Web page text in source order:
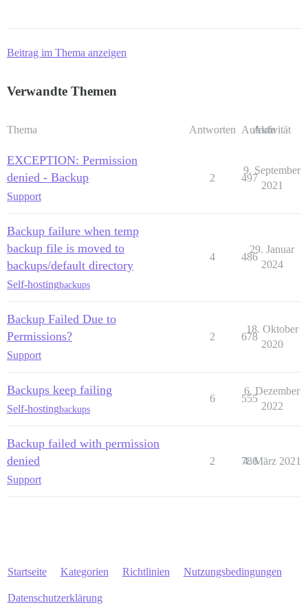
Beitrag im Thema anzeigen
Verwandte Themen
Thema Antworten Aufrufe
Aktivität
EXCEPTION: Permission
denied - Backup
Support
2 497
9. September
2021
Backup failure when temp
backup file is moved to
backups/default directory
Self-hostingbackups
4 486
29. Januar
2024
Backup Failed Due to
Permissions?
Support
2 678
18. Oktober
2020
Backups keep failing
Self-hostingbackups
6 555
6. Dezember
2022
Backup failed with permission
denied
Support
2 786
4. März 2021
Startseite Kategorien Richtlinien Nutzungsbedingungen
Datenschutzerklärung